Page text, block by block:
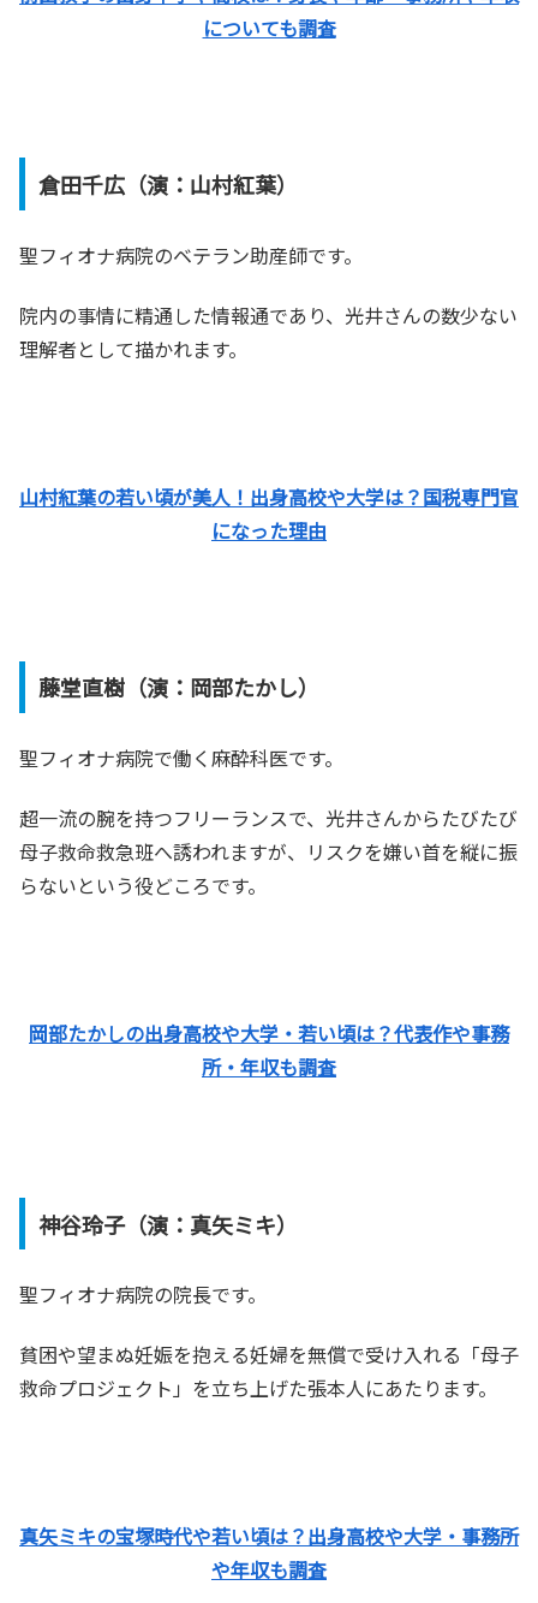
についても調査
倉田千広（演：山村紅葉）
聖フィオナ病院のベテラン助産師です。
院内の事情に精通した情報通であり、光井さんの数少ない
理解者として描かれます。
山村紅葉の若い頃が美人！出身高校や大学は？国税専門官
になった理由
藤堂直樹（演：岡部たかし）
聖フィオナ病院で働く麻酔科医です。
超一流の腕を持つフリーランスで、光井さんからたびたび
母子救命救急班へ誘われますが、リスクを嫌い首を縦に振
らないという役どころです。
岡部たかしの出身高校や大学・若い頃は？代表作や事務
所・年収も調査
神谷玲子（演：真矢ミキ）
聖フィオナ病院の院長です。
貧困や望まぬ妊娠を抱える妊婦を無償で受け入れる「母子
救命プロジェクト」を立ち上げた張本人にあたります。
真矢ミキの宝塚時代や若い頃は？出身高校や大学・事務所
や年収も調査